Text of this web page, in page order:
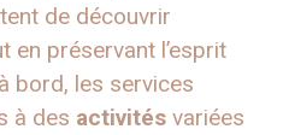
de découvrir
préservant l’esprit
bord, les services
à des activités variées